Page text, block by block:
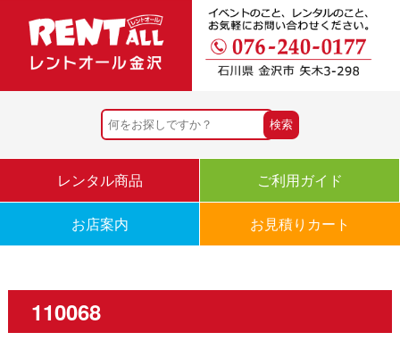
レンタル商品 ご利用ガイド
お店案内 お見積りカート
110068